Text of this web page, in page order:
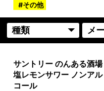
その他
サントリー のんある酒場
塩レモンサワー ノンアル
コール